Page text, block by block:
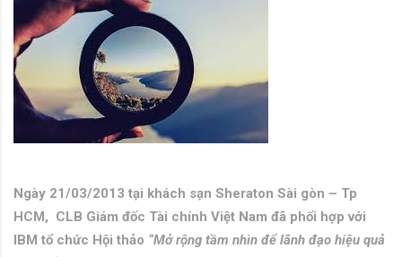
Ngày 21/03/2013 tại khách sạn Sheraton Sài gòn – Tp
HCM, CLB Giám đốc Tài chính Việt Nam đã phối hợp với
IBM tổ chức Hội thảo “Mở rộng tầm nhìn để lãnh đạo hiệu quả